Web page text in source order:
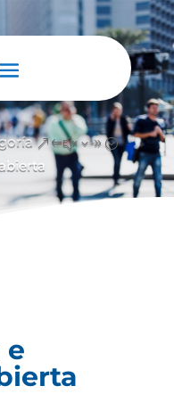
&#x39;
e